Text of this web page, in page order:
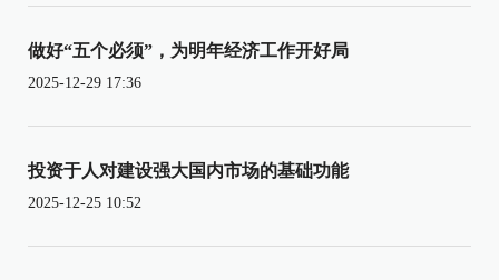
做好“五个必须”，为明年经济工作开好局
2025-12-29 17:36
投资于人对建设强大国内市场的基础功能
2025-12-25 10:52